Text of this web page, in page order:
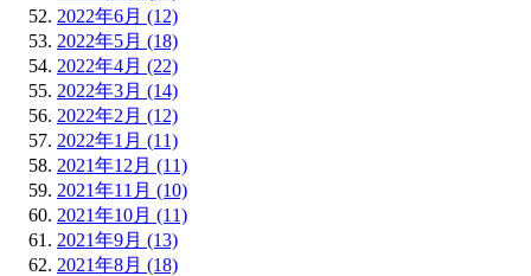
2022年6月 (12)
2022年5月 (18)
2022年4月 (22)
2022年3月 (14)
2022年2月 (12)
2022年1月 (11)
2021年12月 (11)
2021年11月 (10)
2021年10月 (11)
2021年9月 (13)
2021年8月 (18)